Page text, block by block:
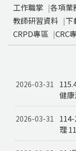
工作職掌
各項業
教師研習資料
下
CRPD專區
CRC
2026-03-31
健
2026-03-31
理